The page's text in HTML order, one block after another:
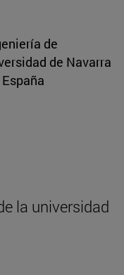
de
de Navarra
la universidad